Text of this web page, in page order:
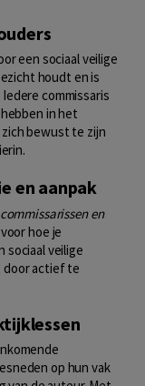
een sociaal veilige
houdt en is
commissaris
in het
bewust te zijn
en aanpak
en
hoe je
sociaal veilige
door actief te
op hun vak